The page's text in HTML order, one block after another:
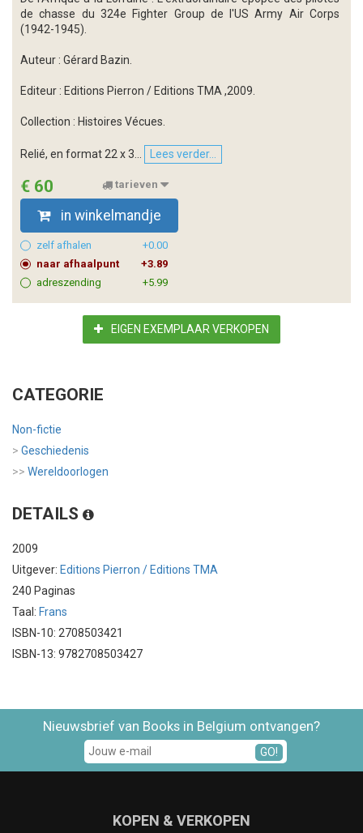
de chasse du 324e Fighter Group de l'US Army Air Corps
(1942-1945).
Auteur : Gérard Bazin.
Editeur : Editions Pierron / Editions TMA ,2009.
Collection : Histoires Vécues.
Relié, en format 22 x 3... Lees verder...
€ 60 tarieven
in winkelmandje
zelf afhalen
+0.00
naar afhaalpunt
+3.89
adreszending
+5.99
EIGEN EXEMPLAAR VERKOPEN
CATEGORIE
Non-fictie
> Geschiedenis
>> Wereldoorlogen
DETAILS
2009
Uitgever: Editions Pierron / Editions TMA
240 Paginas
Taal: Frans
ISBN-10: 2708503421
ISBN-13: 9782708503427
Nieuwsbrief van Books in Belgium ontvangen?
GO!
KOPEN & VERKOPEN